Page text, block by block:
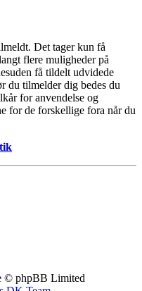
Det tager kun få
flere muligheder på
få tildelt udvidede
du tilmelder dig bedes du
for anvendelse og
for de forskellige fora når du
© phpBB Limited